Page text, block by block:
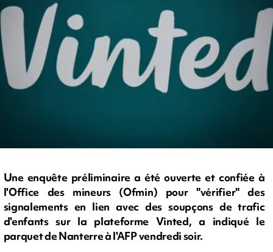
Une enquête préliminaire a été ouverte et confiée à
l'Office des mineurs (Ofmin) pour "vérifier" des
signalements en lien avec des soupçons de trafic
d'enfants sur la plateforme Vinted, a indiqué le
parquet de Nanterre à l'AFP vendredi soir.